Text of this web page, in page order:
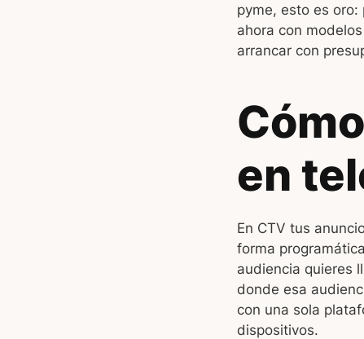
pyme, esto es
ahora con
arrancar con
en
En CTV tus
forma
audiencia quieres
donde esa
con una sola
dispositivos.